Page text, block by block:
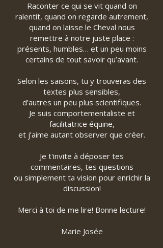
Raconter ce qui se vit quand on
ralentit, quand on regarde autrement,
quand on laisse le Cheval nous
remettre à notre juste place :
présents, humbles… et un peu moins
certains de tout savoir qu’avant.
Selon les saisons, tu y trouveras des
textes plus sensibles,
d’autres un peu plus scientifiques.
Je suis comportementaliste et
facilitatrice équine,
et j’aime autant observer que créer.
Je t'invite à déposer tes
commentaires, tes questions
ou simplement ta vision pour enrichir la
discussion!
Merci à toi de me lire! Bonne lecture!
Marie Josée